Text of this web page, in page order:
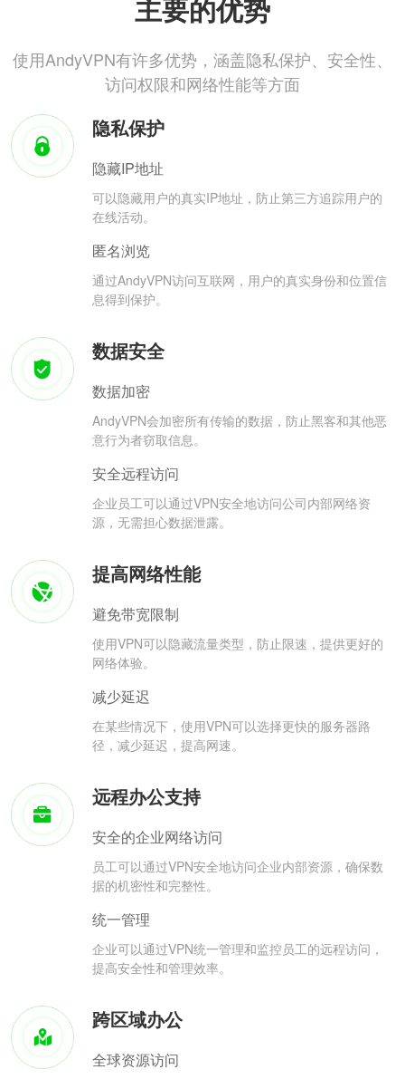
主要的优势
使用AndyVPN有许多优势，涵盖隐私保护、安全性、
访问权限和网络性能等方面
隐私保护
隐藏IP地址
可以隐藏用户的真实IP地址，防止第三方追踪用户的
在线活动。
匿名浏览
通过AndyVPN访问互联网，用户的真实身份和位置信
息得到保护。
数据安全
数据加密
AndyVPN会加密所有传输的数据，防止黑客和其他恶
意行为者窃取信息。
安全远程访问
企业员工可以通过VPN安全地访问公司内部网络资
源，无需担心数据泄露。
提高网络性能
避免带宽限制
使用VPN可以隐藏流量类型，防止限速，提供更好的
网络体验。
减少延迟
在某些情况下，使用VPN可以选择更快的服务器路
径，减少延迟，提高网速。
远程办公支持
安全的企业网络访问
员工可以通过VPN安全地访问企业内部资源，确保数
据的机密性和完整性。
统一管理
企业可以通过VPN统一管理和监控员工的远程访问，
提高安全性和管理效率。
跨区域办公
全球资源访问